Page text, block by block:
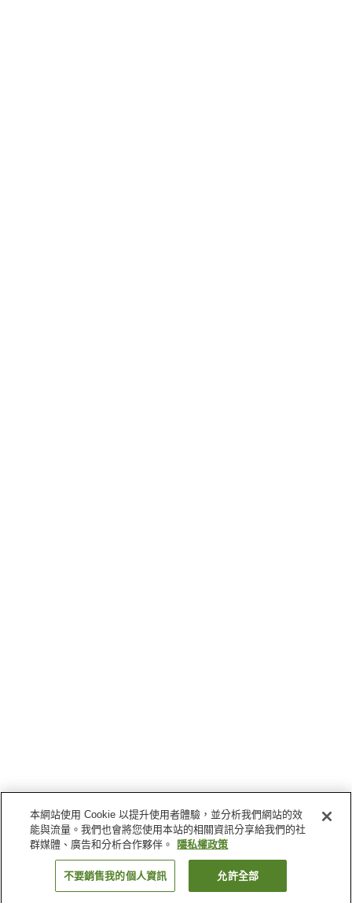
本網站使用 Cookie 以提升使用者體驗，並分析我們網站的效
能與流量。我們也會將您使用本站的相關資訊分享給我們的社
群媒體、廣告和分析合作夥伴。
隱私權政策
不要銷售我的個人資訊 允許全部